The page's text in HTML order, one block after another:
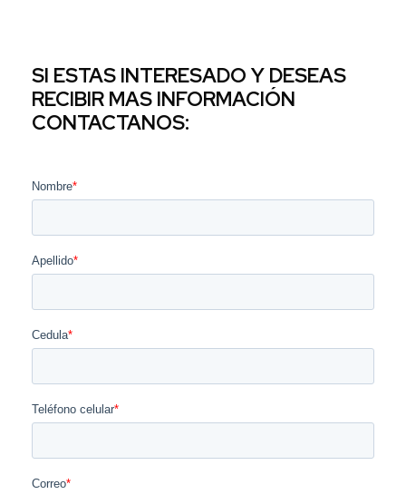
SI ESTAS INTERESADO Y DESEAS
RECIBIR MAS INFORMACIÓN
CONTACTANOS: